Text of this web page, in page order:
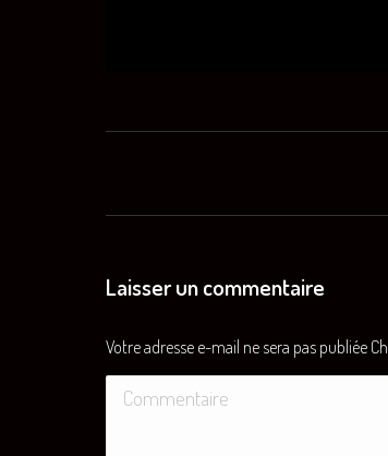
de
Laisser un commentaire
Votre adresse e-mail ne sera pas publiée
Commentaire